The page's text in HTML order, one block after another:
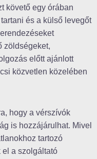
követő egy órában
és a külső levegőt
zöldségeket,
előtt ajánlott
közvetlen közelében
hogy a vérszívók
is hozzájárulhat. Mivel
tartozó
el a szolgáltató